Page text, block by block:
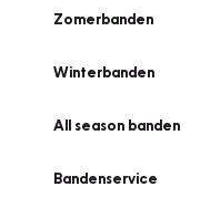
Zomerbanden
Winterbanden
All season banden
Bandenservice